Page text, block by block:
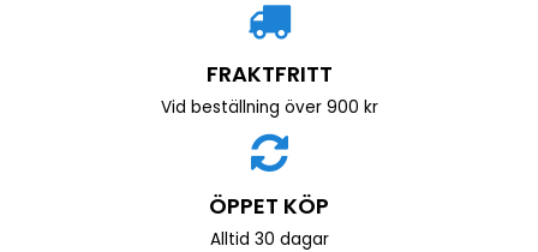
FRAKTFRITT
Vid beställning över 900 kr
ÖPPET KÖP
Alltid 30 dagar